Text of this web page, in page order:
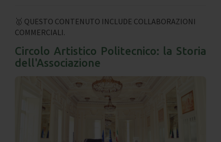
🥇 QUESTO CONTENUTO INCLUDE COLLABORAZIONI
COMMERCIALI.
Circolo Artistico Politecnico: la Storia
dell'Associazione